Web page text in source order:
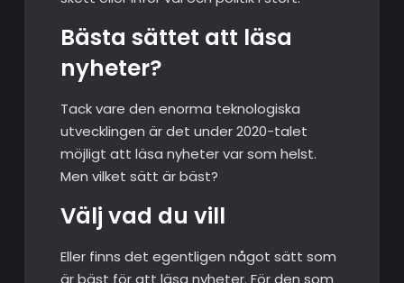
Bästa sättet att läsa
nyheter?
Tack vare den enorma teknologiska
utvecklingen är det under 2020-talet
möjligt att läsa nyheter var som helst.
Men vilket sätt är bäst?
Välj vad du vill
Eller finns det egentligen något sätt som
är bäst för att läsa nyheter. För den som